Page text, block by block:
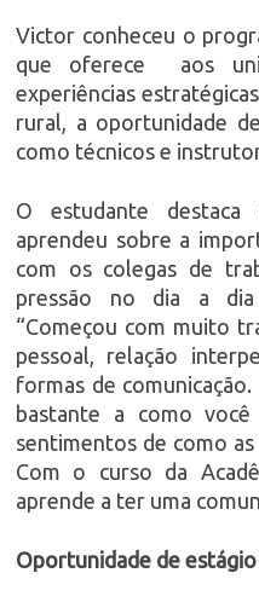
Victor conheceu o
que oferece aos
experiências
rural, a oportunidade
como técnicos e
O estudante
aprendeu sobre a
com os colegas de
pressão no dia a
“Começou com muito
pessoal, relação
formas de
bastante a como
sentimentos de como as
Com o curso da
aprende a ter uma
Oportunidade de estágio